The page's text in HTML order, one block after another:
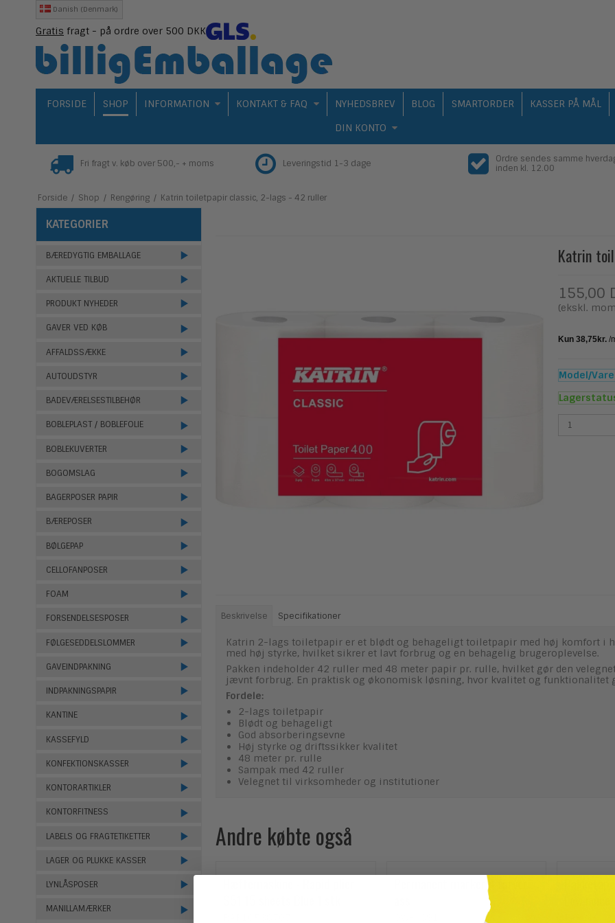
Danish (Denmark)
Gratis fragt - på ordre over 500 DKK
FORSIDE SHOP INFORMATION KONTAKT & FAQ NYHEDSBREV BLOG SMARTORDER
KASSER PÅ MÅL
DIN KONTO
Fri fragt v. køb over 500,- + moms Leveringstid 1-3 dage
Ordre sendes samme
inden kl. 12.00
Forside / Shop / Rengøring / Katrin toiletpapir classic, 2-lags - 42 ruller
KATEGORIER
BÆREDYGTIG EMBALLAGE
AKTUELLE TILBUD
PRODUKT NYHEDER
GAVER VED KØB
AFFALDSSÆKKE
AUTOUDSTYR
BADEVÆRELSESTILBEHØR
BOBLEPLAST / BOBLEFOLIE
BOBLEKUVERTER
BOGOMSLAG
BAGERPOSER PAPIR
BÆREPOSER
BØLGEPAP
CELLOFANPOSER
FOAM
FORSENDELSESPOSER
FØLGESEDDELSLOMMER
GAVEINDPAKNING
INDPAKNINGSPAPIR
KANTINE
KASSEFYLD
KONFEKTIONSKASSER
KONTORARTIKLER
KONTORFITNESS
LABELS OG FRAGTETIKETTER
LAGER OG PLUKKE KASSER
LYNLÅSPOSER
MANILLAMÆRKER
Katrin
155,00
(ekskl.
Model/
Beskrivelse Specifikationer
Katrin 2-lags toiletpapir er et blødt og behageligt toiletpapir med høj komfort i
med høj styrke, hvilket sikrer et lavt forbrug og en behagelig brugeroplevelse.
Pakken indeholder 42 ruller med 48 meter papir pr. rulle, hvilket gør den
jævnt forbrug. En praktisk og økonomisk løsning, hvor kvalitet og funktionalitet
Fordele:
2-lags toiletpapir
Blødt og behageligt
God absorberingsevne
Høj styrke og driftssikker kvalitet
48 meter pr. rulle
Sampak med 42 ruller
Velegnet til virksomheder og institutioner
Andre købte også
Permanent marker 4 farver